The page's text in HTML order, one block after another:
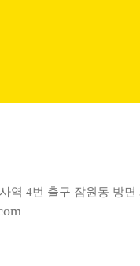
역 4번 출구 잠원동 방면